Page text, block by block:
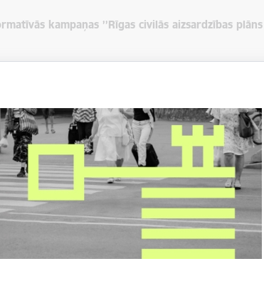
kampaņas ’’Rīgas civilās aizsardzības
kopēja atbildība. Gada noslēdzošajā civilās
valsts aizsargāšanā – sākot no spējas
Rīga ir Baltijas valstu lielākā pilsēta un tās
iedzīvotāju informēšanas kampaņu civilajā
organizētajiem semināriem. Nozares eksperti no
par iespēju iesaistīties valsts aizsardzībā un
kas var tikt piedzīvota – plūdu, ugunsgrēka vai
gan sev, gan apkārtējiem.